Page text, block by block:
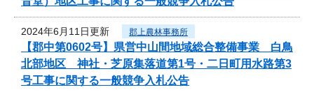
2024年6月11日更新 郡上農林事務所
【郡中第0602号】県営中山間地域総合整備事業 白鳥
北部地区 神社・芝原集落道第1号・二日町用水路第3
号工事に関する一般競争入札公告